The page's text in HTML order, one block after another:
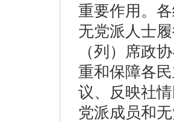
重要作用。
无党派人士
（列）席政
重和保障各
议、反映社
党派成员和